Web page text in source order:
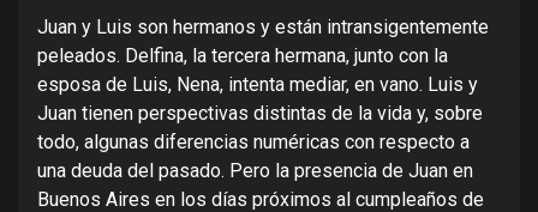
Juan y Luis son hermanos y están intransigentemente
peleados. Delfina, la tercera hermana, junto con la
esposa de Luis, Nena, intenta mediar, en vano. Luis y
Juan tienen perspectivas distintas de la vida y, sobre
todo, algunas diferencias numéricas con respecto a
una deuda del pasado. Pero la presencia de Juan en
Buenos Aires en los días próximos al cumpleaños de